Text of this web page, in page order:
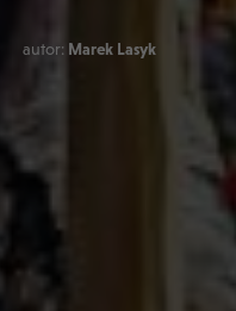
autor: Marek Lasyk